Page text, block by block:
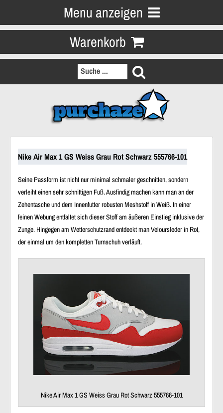
Menu anzeigen
Warenkorb
Nike Air Max 1 GS Weiss Grau Rot Schwarz 555766-101
Seine Passform ist nicht nurminimal schmalergeschnitten, sondern
verleiht einen sehrschnittigen Fuß. Ausfindig machen kann man an der
Zehentascheund dem InnenfutterrobustenMeshstoff in Weiß. In einer
feinen Webungentfaltet sich dieser Stoff am äußeren Einstieg inklusive der
Zunge. Hingegen am Wetterschutzrandentdeckt manVeloursleder in Rot,
der einmal um den kompletten Turnschuh verläuft.
Nike Air Max 1 GS Weiss Grau Rot Schwarz 555766-101